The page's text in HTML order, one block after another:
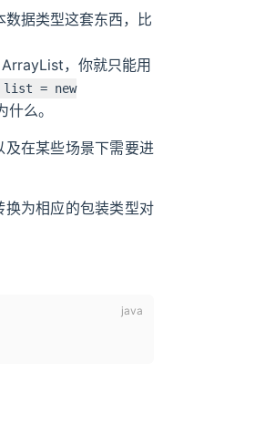
据类型这套东西，比
，你就只能用
= new
么。
在某些场景下需要进
为相应的包装类型对